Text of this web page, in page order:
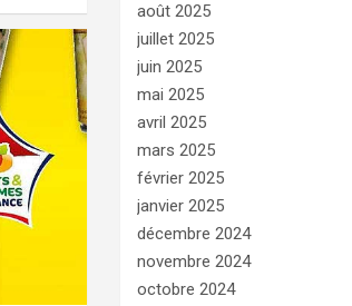
août 2025
juillet 2025
juin 2025
mai 2025
avril 2025
mars 2025
février 2025
janvier 2025
décembre 2024
novembre 2024
octobre 2024